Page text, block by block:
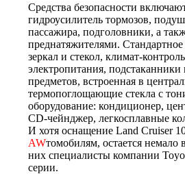
Средства безопасности
гидроусилитель тормозов,
пассажира, подголовники, а
преднатяжителями.
зеркал и стекол, климат-
электропитания,
предметов, встроенная в
термопоглощающие стекла с
оборудование: кондиционер,
CD-чейнджер, легкосплавные
И хотя оснащение Land Cruiser
AWтомобилям, остается
них специалисты компании
серии.